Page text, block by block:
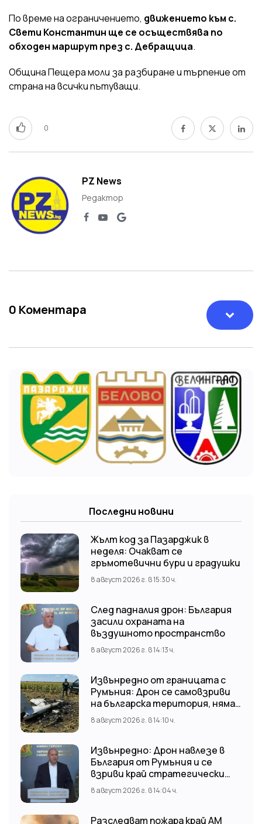
По време на ограничението, движението към с.
Свети Константин ще се осъществява по
обходен маршрут през с. Дебращица.
Община Пещера моли за разбиране и търпение от
страна на всички пътуващи.
0
PZ News
Редактор
0 Коментара
Последни новини
Жълт код за Пазарджик в
неделя: Очакват се
гръмотевични бури и градушки
8 август 2026 г. в 15:30 ч.
След падналия дрон: България
засили охраната на
въздушното пространство
8 август 2026 г. в 14:13 ч.
Извънредно от границата с
Румъния: Дрон се самовзриви
на българска територия, няма
щети
8 август 2026 г. в 14:10 ч.
Извънредно: Дрон навлезе в
България от Румъния и се
взриви край стратегически
обект
8 август 2026 г. в 14:04 ч.
Разследват пожара край АМ